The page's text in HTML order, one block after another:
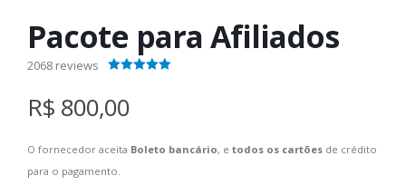
Pacote para Afiliados
2068 reviews
R$ 800,00
O fornecedor aceita Boleto bancário, e todos os cartões de crédito
para o pagamento.